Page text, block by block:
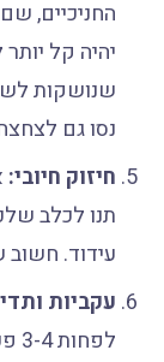
החניכיים,
יהיה קל
שנושקות
נסו גם
חיזוק חיובי:
תנו לכלב
עידוד. חשוב
עקביות